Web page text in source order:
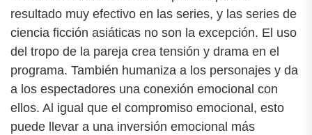
resultado muy efectivo en las series, y las series de
ciencia ficción asiáticas no son la excepción. El uso
del tropo de la pareja crea tensión y drama en el
programa. También humaniza a los personajes y da
a los espectadores una conexión emocional con
ellos. Al igual que el compromiso emocional, esto
puede llevar a una inversión emocional más